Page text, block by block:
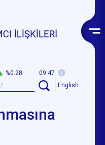
%0.28
09:47
English